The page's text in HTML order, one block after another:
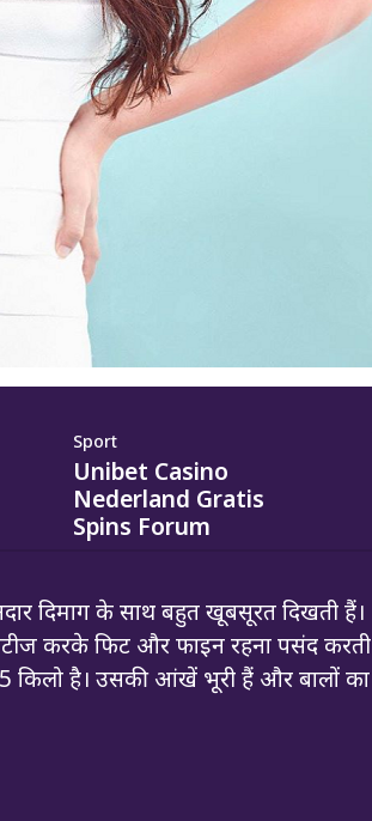
Sport
Unibet Casino
Nederland Gratis
Spins Forum
दिमाग के साथ बहुत खूबसूरत दिखती हैं।
करके फिट और फाइन रहना पसंद करती
है। उसकी आंखें भूरी हैं और बालों का